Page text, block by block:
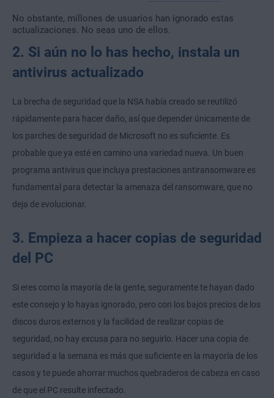
No obstante, millones de usuarios han ignorado estas
actualizaciones. No seas uno de ellos.
2. Si aún no lo has hecho, instala un
antivirus actualizado
La brecha de seguridad que la NSA había creado se reutilizó
rápidamente para hacer daño, así que depender únicamente de
los parches de seguridad de Microsoft no es suficiente. Es
probable que ya esté en camino una variedad nueva. Un buen
programa antivirus que incluya prestaciones antiransomware es
fundamental para detectar la amenaza del ransomware, que no
deja de evolucionar.
3. Empieza a hacer copias de seguridad
del PC
Si eres como la mayoría de la gente, seguramente te hayan dado
este consejo y lo hayas ignorado, pero con los bajos precios de los
discos duros externos y la facilidad de realizar copias de
seguridad, no hay excusa para no seguirlo. Hacer una copia de
seguridad a la semana es más que suficiente en la mayoría de los
casos y te puede ahorrar muchos quebraderos de cabeza en caso
de que el PC resulte infectado.